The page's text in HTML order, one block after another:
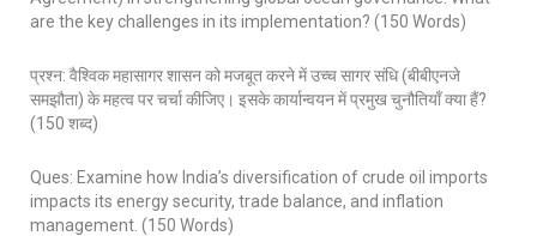
are the key challenges in its implementation? (150 Words)
प्रश्न: वैश्विक महासागर शासन को मजबूत करने में उच्च सागर संधि (बीबीएनजे
समझौता) के महत्व पर चर्चा कीजिए। इसके कार्यान्वयन में प्रमुख चुनौतियाँ क्या हैं?
(150 शब्द)
Ques: Examine how India’s diversification of crude oil imports
impacts its energy security, trade balance, and inflation
management. (150 Words)